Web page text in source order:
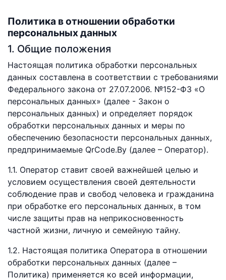
Политика в отношении обработки
персональных данных
1. Общие положения
Настоящая политика обработки персональных
данных составлена в соответствии с требованиями
Федерального закона от 27.07.2006. №152-ФЗ «О
персональных данных» (далее - Закон о
персональных данных) и определяет порядок
обработки персональных данных и меры по
обеспечению безопасности персональных данных,
предпринимаемые QrCode.By (далее – Оператор).
1.1. Оператор ставит своей важнейшей целью и
условием осуществления своей деятельности
соблюдение прав и свобод человека и гражданина
при обработке его персональных данных, в том
числе защиты прав на неприкосновенность
частной жизни, личную и семейную тайну.
1.2. Настоящая политика Оператора в отношении
обработки персональных данных (далее –
Политика) применяется ко всей информации,